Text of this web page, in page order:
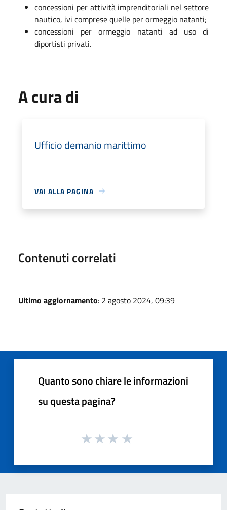
concessioni per attività imprenditoriali nel settore
nautico, ivi comprese quelle per ormeggio natanti;
concessioni per ormeggio natanti ad uso di
diportisti privati.
A cura di
Ufficio demanio marittimo
VAI ALLA PAGINA
Contenuti correlati
Ultimo aggiornamento: 2 agosto 2024, 09:39
Quanto sono chiare le informazioni
su questa pagina?